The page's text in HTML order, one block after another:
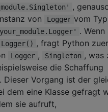
,
von
Logger vom Typ
. Wenn
Logger() , fragt Python
Logger , Singleton , was
die Schaffung
Dieser Vorgang ist der
dem eine Klasse gefragt
sie aufruft,